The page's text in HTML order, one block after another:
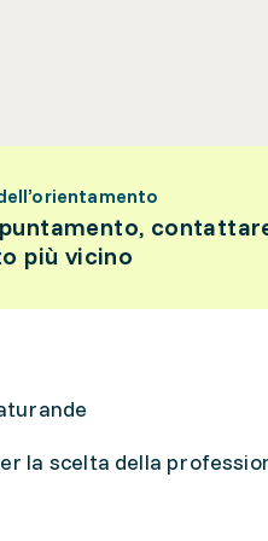
più vicino
la scelta della